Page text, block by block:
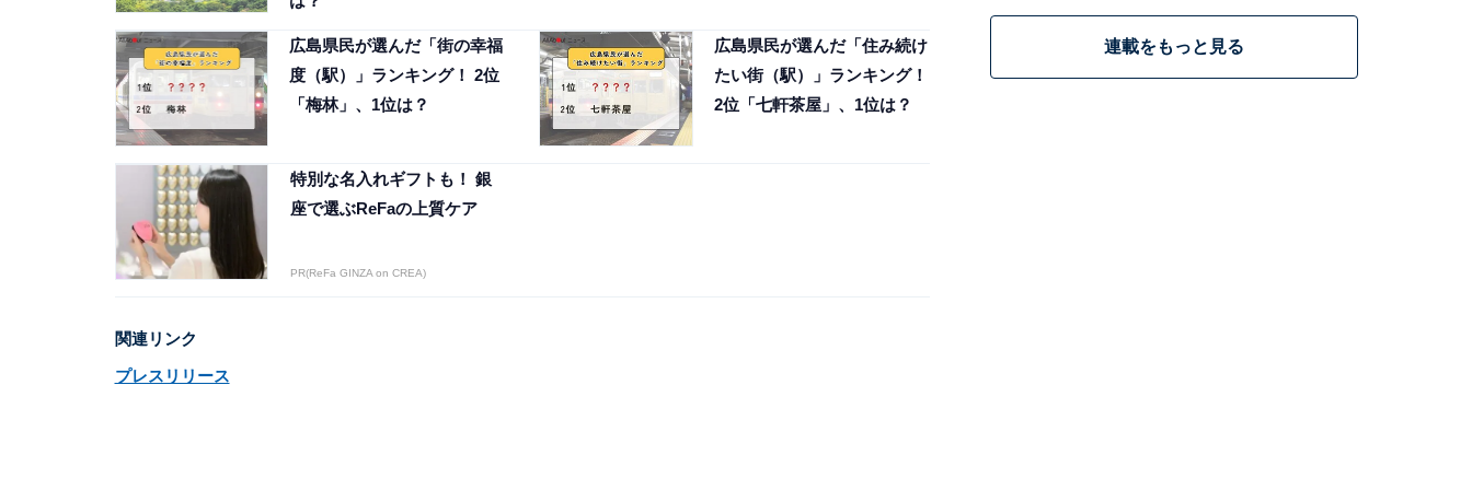
広島県民が選んだ「街の幸福
度（駅）」ランキング！ 2位
「梅林」、1位は？
広島県民が選んだ「住み続け
たい街（駅）」ランキング！
2位「七軒茶屋」、1位は？
特別な名入れギフトも！ 銀
座で選ぶReFaの上質ケア
PR(ReFa GINZA on CREA)
関連リンク
プレスリリース
連載をもっと見る